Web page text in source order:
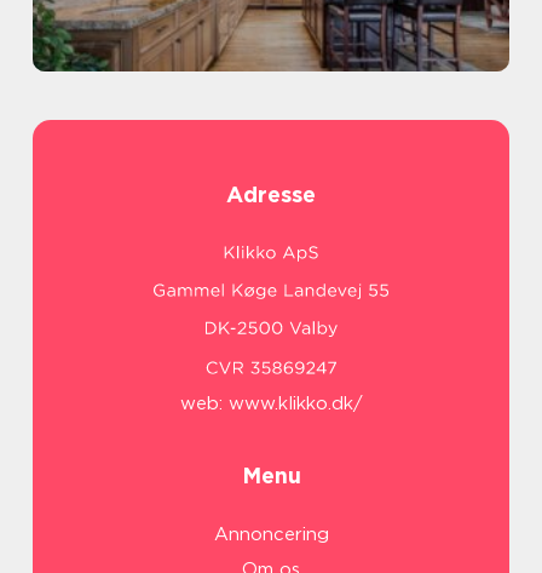
Adresse
web: www.klikko.dk/
Menu
Annoncering